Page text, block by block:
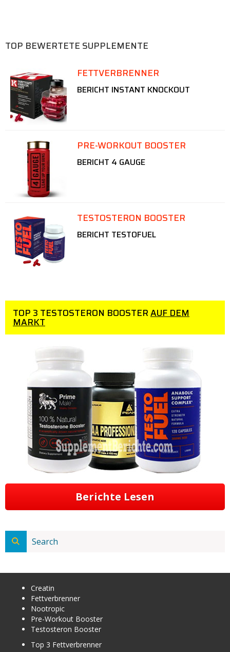
TOP BEWERTETE SUPPLEMENTE
FETTVERBRENNER
BERICHT INSTANT KNOCKOUT
PRE-WORKOUT BOOSTER
BERICHT 4 GAUGE
TESTOSTERON BOOSTER
BERICHT TESTOFUEL
TOP 3 TESTOSTERON BOOSTERAUF DEM
MARKT
Berichte Lesen
Creatin
Fettverbrenner
Nootropic
Pre-Workout Booster
Testosteron Booster
Top 3 Fettverbrenner